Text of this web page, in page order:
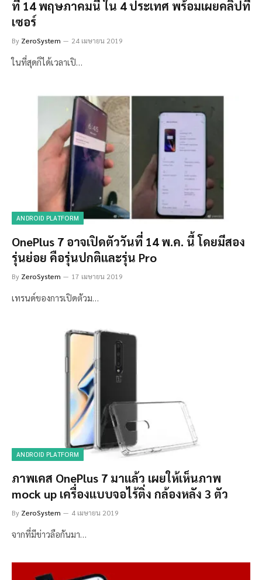
ที่ 14 พฤษภาคมนี้ ใน 4 ประเทศ พร้อมเผยคลิปที
เซอร์
By ZeroSystem 24 เมษายน 2019
ในที่สุดก็ได้เวลาเปิ…
ANDROID PLATFORM
OnePlus 7 อาจเปิดตัววันที่ 14 พ.ค. นี้ โดยมีสอง
รุ่นย่อย คือรุ่นปกติและรุ่น Pro
By ZeroSystem 17 เมษายน 2019
เทรนด์ของการเปิดตัวม…
ANDROID PLATFORM
ภาพเคส OnePlus 7 มาแล้ว เผยให้เห็นภาพ
mock up เครื่องแบบจอไร้ติ่ง กล้องหลัง 3 ตัว
By ZeroSystem 4 เมษายน 2019
จากที่มีข่าวลือกันมา…